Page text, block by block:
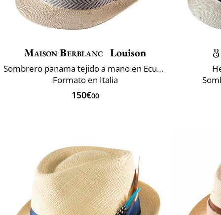
Maison Berblanc Louison
Sombrero panama tejido a mano en Ecuador
Formato en Italia
150€00